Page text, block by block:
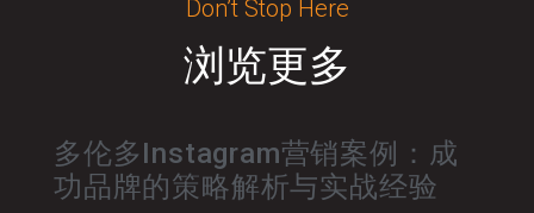
Don’t Stop Here
浏览更多
多伦多Instagram营销案例：成
功品牌的策略解析与实战经验